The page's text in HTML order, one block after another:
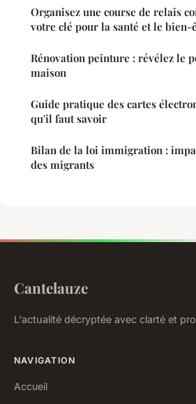
Organisez une course de relais
votre clé pour la santé et le bien-
Rénovation peinture : révélez le
maison
Guide pratique des cartes
qu'il faut savoir
Bilan de la loi immigration :
des migrants
Cantelauze
L'actualité décryptée avec clarté et
NAVIGATION
Accueil